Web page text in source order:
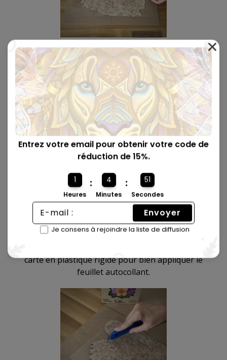
5
Positionnez soigneusement le feuillet autocollant
sur votre puzzle assemblé.
6
Lissez le feuillet autocollant en déplaçant votre du
carte en plastique rigide pour bien appliquer le
feuillet autocollant.
Entrez votre email pour obtenir votre code de
réduction de 15%.
1
Heures
: 4
Minutes
: 50
Secondes
Envoyer
Je consens à rejoindre la liste de diffusion